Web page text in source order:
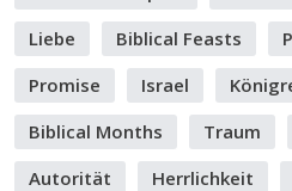
Liebe
Biblical Feasts
Promise
Israel
Biblical Months
Traum
Autorität
Herrlichkeit